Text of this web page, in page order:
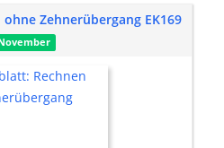
Zehnerübergang EK169